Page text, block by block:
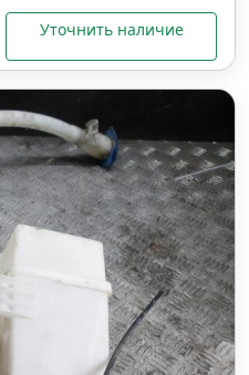
Уточнить наличие